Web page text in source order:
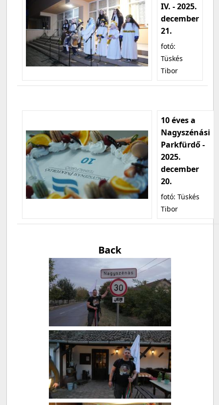
IV. - 2025.
december
21.
fotó:
Tüskés
Tibor
10 éves a
Nagyszénási
Parkfürdő -
2025.
december
20.
fotó: Tüskés
Tibor
Back